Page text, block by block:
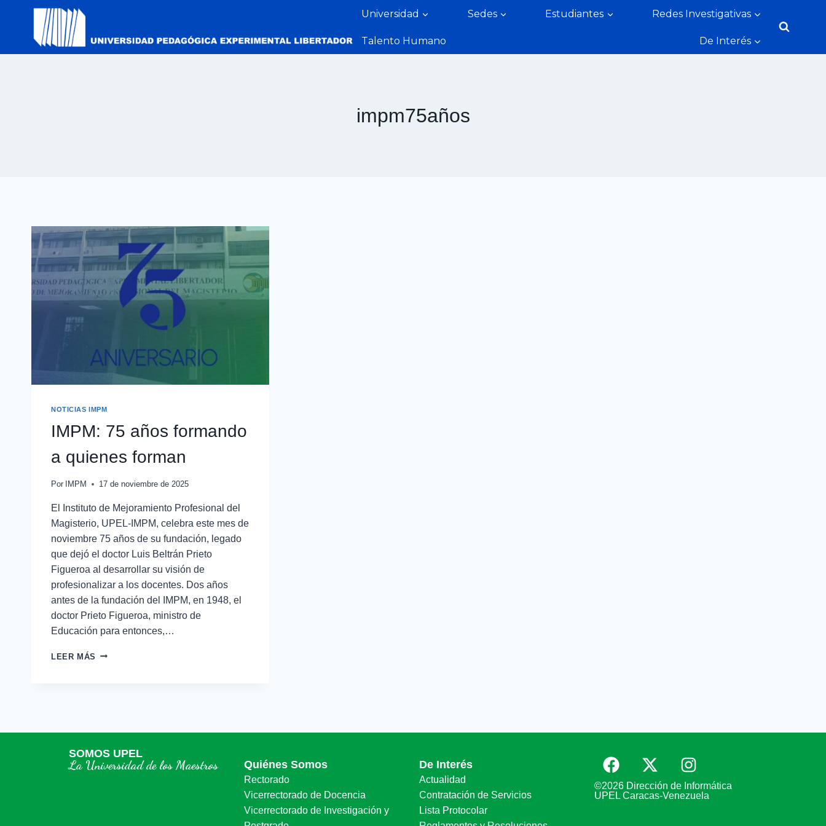
Universidad Sedes Estudiantes Redes Investigativas
Talento Humano De Interés
impm75años
NOTICIAS IMPM
IMPM: 75 años formando
a quienes forman
Por IMPM 17 de noviembre de 2025
El Instituto de Mejoramiento Profesional del
Magisterio, UPEL-IMPM, celebra este mes de
noviembre 75 años de su fundación, legado
que dejó el doctor Luis Beltrán Prieto
Figueroa al desarrollar su visión de
profesionalizar a los docentes. Dos años
antes de la fundación del IMPM, en 1948, el
doctor Prieto Figueroa, ministro de
Educación para entonces,…
LEER MÁS
SOMOS UPEL
La Universidad de los Maestros Quiénes Somos
Rectorado
Vicerrectorado de Docencia
Vicerrectorado de Investigación y
De Interés
Actualidad
Contratación de Servicios
Lista Protocolar
©2026 Dirección de Informática
UPEL Caracas-Venezuela